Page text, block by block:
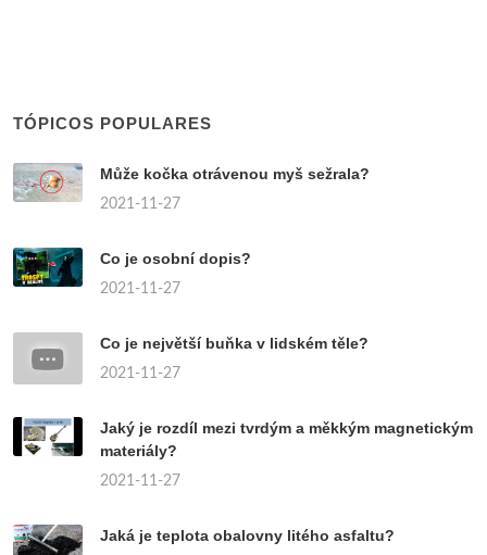
TÓPICOS POPULARES
Může kočka otrávenou myš sežrala?
2021-11-27
Co je osobní dopis?
2021-11-27
Co je největší buňka v lidském těle?
2021-11-27
Jaký je rozdíl mezi tvrdým a měkkým magnetickým
materiály?
2021-11-27
Jaká je teplota obalovny litého asfaltu?